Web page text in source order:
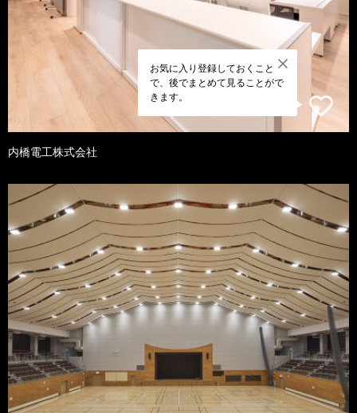
お気に入り登録しておくこと
で、後でまとめて見ることがで
きます。
内橋電工株式会社